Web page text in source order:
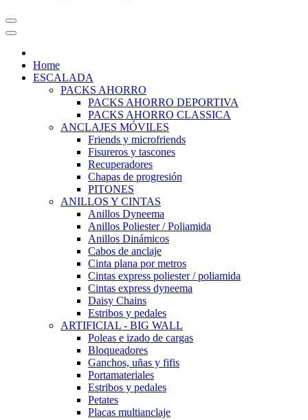
Home
ESCALADA
PACKS AHORRO
PACKS AHORRO DEPORTIVA
PACKS AHORRO CLASSICA
ANCLAJES MÓVILES
Friends y microfriends
Fisureros y tascones
Recuperadores
Chapas de progresión
PITONES
ANILLOS Y CINTAS
Anillos Dyneema
Anillos Poliester / Poliamida
Anillos Dinámicos
Cabos de anclaje
Cinta plana por metros
Cintas express poliester / poliamida
Cintas express dyneema
Daisy Chains
Estribos y pedales
ARTIFICIAL - BIG WALL
Poleas e izado de cargas
Bloqueadores
Ganchos, uñas y fifis
Portamateriales
Estribos y pedales
Petates
Placas multianclaje